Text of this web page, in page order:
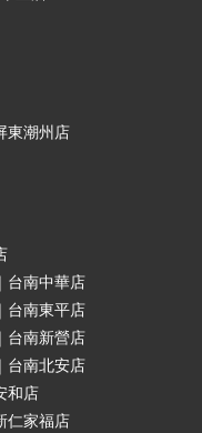
東潮州店
台南中華店
台南東平店
台南新營店
台南北安店
和店
仁家福店